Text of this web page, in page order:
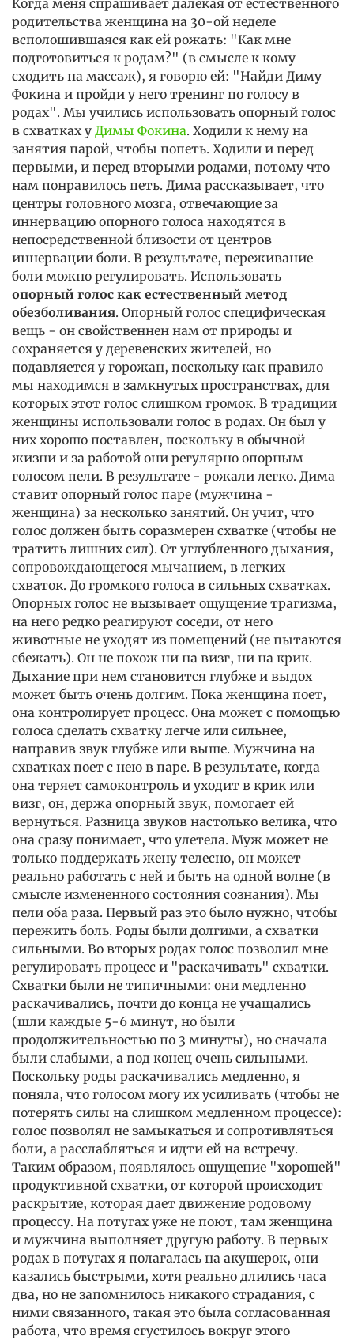
Когда меня спрашивает далекая от естественного
родительства женщина на 30-ой неделе
всполошившаяся как ей рожать: "Как мне
подготовиться к родам?" (в смысле к кому
сходить на массаж), я говорю ей: "Найди Диму
Фокина и пройди у него тренинг по голосу в
родах". Мы учились использовать опорный голос
в схватках у Димы Фокина. Ходили к нему на
занятия парой, чтобы попеть. Ходили и перед
первыми, и перед вторыми родами, потому что
нам понравилось петь. Дима рассказывает, что
центры головного мозга, отвечающие за
иннервацию опорного голоса находятся в
непосредственной близости от центров
иннервации боли. В результате, переживание
боли можно регулировать. Использовать
опорный голос как естественный метод
обезболивания. Опорный голос специфическая
вещь - он свойственнен нам от природы и
сохраняется у деревенских жителей, но
подавляется у горожан, поскольку как правило
мы находимся в замкнутых пространствах, для
которых этот голос слишком громок. В традиции
женщины использовали голос в родах. Он был у
них хорошо поставлен, поскольку в обычной
жизни и за работой они регулярно опорным
голосом пели. В результате - рожали легко. Дима
ставит опорный голос паре (мужчина -
женщина) за несколько занятий. Он учит, что
голос должен быть соразмерен схватке (чтобы не
тратить лишних сил). От углубленного дыхания,
сопровождающегося мычанием, в легких
схваток. До громкого голоса в сильных схватках.
Опорных голос не вызывает ощущение трагизма,
на него редко реагируют соседи, от него
животные не уходят из помещений (не пытаются
сбежать). Он не похож ни на визг, ни на крик.
Дыхание при нем становится глубже и выдох
может быть очень долгим. Пока женщина поет,
она контролирует процесс. Она может с помощью
голоса сделать схватку легче или сильнее,
направив звук глубже или выше. Мужчина на
схватках поет с нею в паре. В результате, когда
она теряет самоконтроль и уходит в крик или
визг, он, держа опорный звук, помогает ей
вернуться. Разница звуков настолько велика, что
она сразу понимает, что улетела. Муж может не
только поддержать жену телесно, он может
реально работать с ней и быть на одной волне (в
смысле измененного состояния сознания). Мы
пели оба раза. Первый раз это было нужно, чтобы
пережить боль. Роды были долгими, а схватки
сильными. Во вторых родах голос позволил мне
регулировать процесс и "раскачивать" схватки.
Схватки были не типичными: они медленно
раскачивались, почти до конца не учащались
(шли каждые 5-6 минут, но были
продолжительностью по 3 минуты), но сначала
были слабыми, а под конец очень сильными.
Поскольку роды раскачивались медленно, я
поняла, что голосом могу их усиливать (чтобы не
потерять силы на слишком медленном процессе):
голос позволял не замыкаться и сопротивляться
боли, а расслабляться и идти ей на встречу.
Таким образом, появлялось ощущение "хорошей"
продуктивной схватки, от которой происходит
раскрытие, которая дает движение родовому
процессу. На потугах уже не поют, там женщина
и мужчина выполняет другую работу. В первых
родах в потугах я полагалась на акушерок, они
казались быстрыми, хотя реально длились часа
два, но не запомнилось никакого страдания, с
ними связанного, такая это была согласованная
работа, что время сгустилось вокруг этого